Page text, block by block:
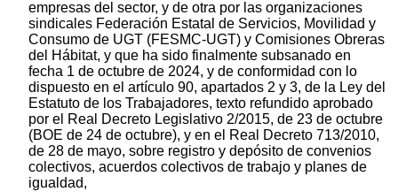
empresas del sector, y de otra por las organizaciones
sindicales Federación Estatal de Servicios, Movilidad y
Consumo de UGT (FESMC-UGT) y Comisiones Obreras
del Hábitat, y que ha sido finalmente subsanado en
fecha 1 de octubre de 2024, y de conformidad con lo
dispuesto en el artículo 90, apartados 2 y 3, de la Ley del
Estatuto de los Trabajadores, texto refundido aprobado
por el Real Decreto Legislativo 2/2015, de 23 de octubre
(BOE de 24 de octubre), y en el Real Decreto 713/2010,
de 28 de mayo, sobre registro y depósito de convenios
colectivos, acuerdos colectivos de trabajo y planes de
igualdad,